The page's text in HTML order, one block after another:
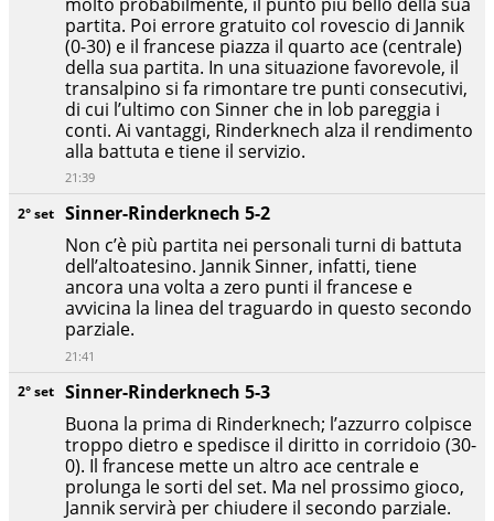
2° set Sinner-Rinderknech 5-3
Buona la prima di Rinderknech; l’azzurro colpisce
troppo dietro e spedisce il diritto in corridoio (30-
0). Il francese mette un altro ace centrale e
prolunga le sorti del set. Ma nel prossimo gioco,
Jannik servirà per chiudere il secondo parziale.
2° set Sinner-Rinderknech 5-2
Non c’è più partita nei personali turni di battuta
dell’altoatesino. Jannik Sinner, infatti, tiene
ancora una volta a zero punti il francese e
avvicina la linea del traguardo in questo secondo
parziale.
21:41
partita. Poi errore gratuito col rovescio di Jannik
(0-30) e il francese piazza il quarto ace (centrale)
della sua partita. In una situazione favorevole, il
transalpino si fa rimontare tre punti consecutivi,
di cui l’ultimo con Sinner che in lob pareggia i
conti. Ai vantaggi, Rinderknech alza il rendimento
alla battuta e tiene il servizio.
21:39